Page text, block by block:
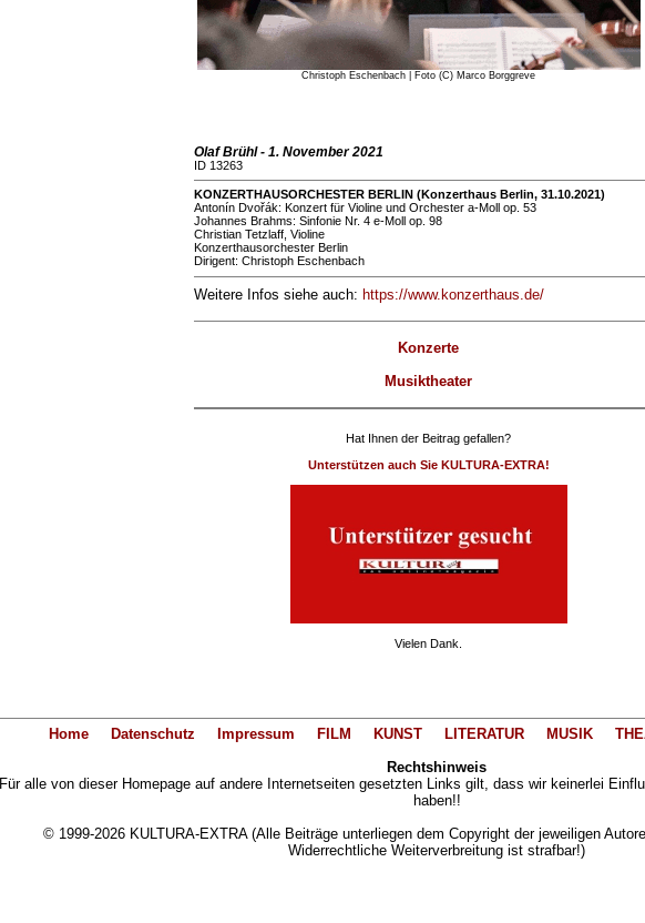
Christoph Eschenbach | Foto (C) Marco Borggreve
Olaf Brühl - 1. November 2021
ID 13263
KONZERTHAUSORCHESTER BERLIN (Konzerthaus Berlin, 31.10.2021)
Antonín Dvořák: Konzert für Violine und Orchester a-Moll op. 53
Johannes Brahms: Sinfonie Nr. 4 e-Moll op. 98
Christian Tetzlaff, Violine
Konzerthausorchester Berlin
Dirigent: Christoph Eschenbach
Weitere Infos siehe auch: https://www.konzerthaus.de/
Konzerte
Musiktheater
Hat Ihnen der Beitrag gefallen?
Unterstützen auch Sie KULTURA-EXTRA!
Vielen Dank.
Home Datenschutz Impressum FILM KUNST LITERATUR MUSIK
Rechtshinweis
Für alle von dieser Homepage auf andere Internetseiten gesetzten Links gilt, dass wir keinerlei
haben!!
© 1999-2026 KULTURA-EXTRA (Alle Beiträge unterliegen dem Copyright der jeweiligen
Widerrechtliche Weiterverbreitung ist strafbar!)